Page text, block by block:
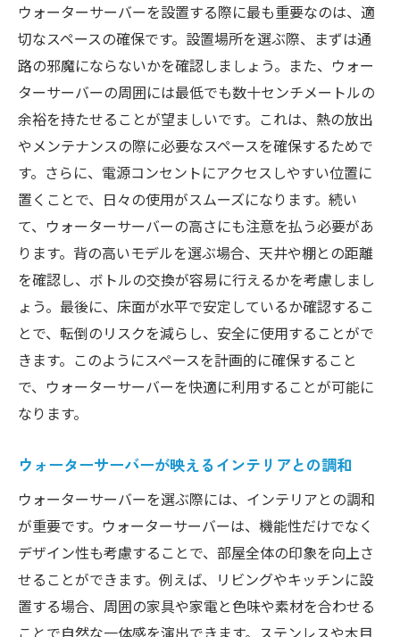
ウォーターサーバーのメンテナンス方法
長く快適に使うためのコツ
定期的な清掃で清潔さを保つ
ウォーターサーバーの故障を防ぐためのチ
ェックポイント
ウォーターサーバーを設置する際に最も重要なのは、適
切なスペースの確保です。設置場所を選ぶ際、まずは通
路の邪魔にならないかを確認しましょう。また、ウォー
ターサーバーの周囲には最低でも数十センチメートルの
余裕を持たせることが望ましいです。これは、熱の放出
やメンテナンスの際に必要なスペースを確保するためで
す。さらに、電源コンセントにアクセスしやすい位置に
置くことで、日々の使用がスムーズになります。続い
て、ウォーターサーバーの高さにも注意を払う必要があ
ります。背の高いモデルを選ぶ場合、天井や棚との距離
を確認し、ボトルの交換が容易に行えるかを考慮しまし
ょう。最後に、床面が水平で安定しているか確認するこ
とで、転倒のリスクを減らし、安全に使用することがで
きます。このようにスペースを計画的に確保すること
で、ウォーターサーバーを快適に利用することが可能に
なります。
ウォーターサーバーが映えるインテリアとの調和
ウォーターサーバーを選ぶ際には、インテリアとの調和
が重要です。ウォーターサーバーは、機能性だけでなく
デザイン性も考慮することで、部屋全体の印象を向上さ
せることができます。例えば、リビングやキッチンに設
置する場合、周囲の家具や家電と色味や素材を合わせる
ことで自然な一体感を演出できます。ステンレスや木目